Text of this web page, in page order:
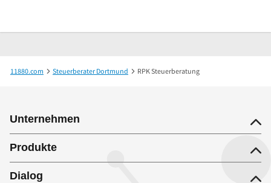
11880.com Steuerberater Dortmund RPK Steuerberatung
Unternehmen
Produkte
Dialog